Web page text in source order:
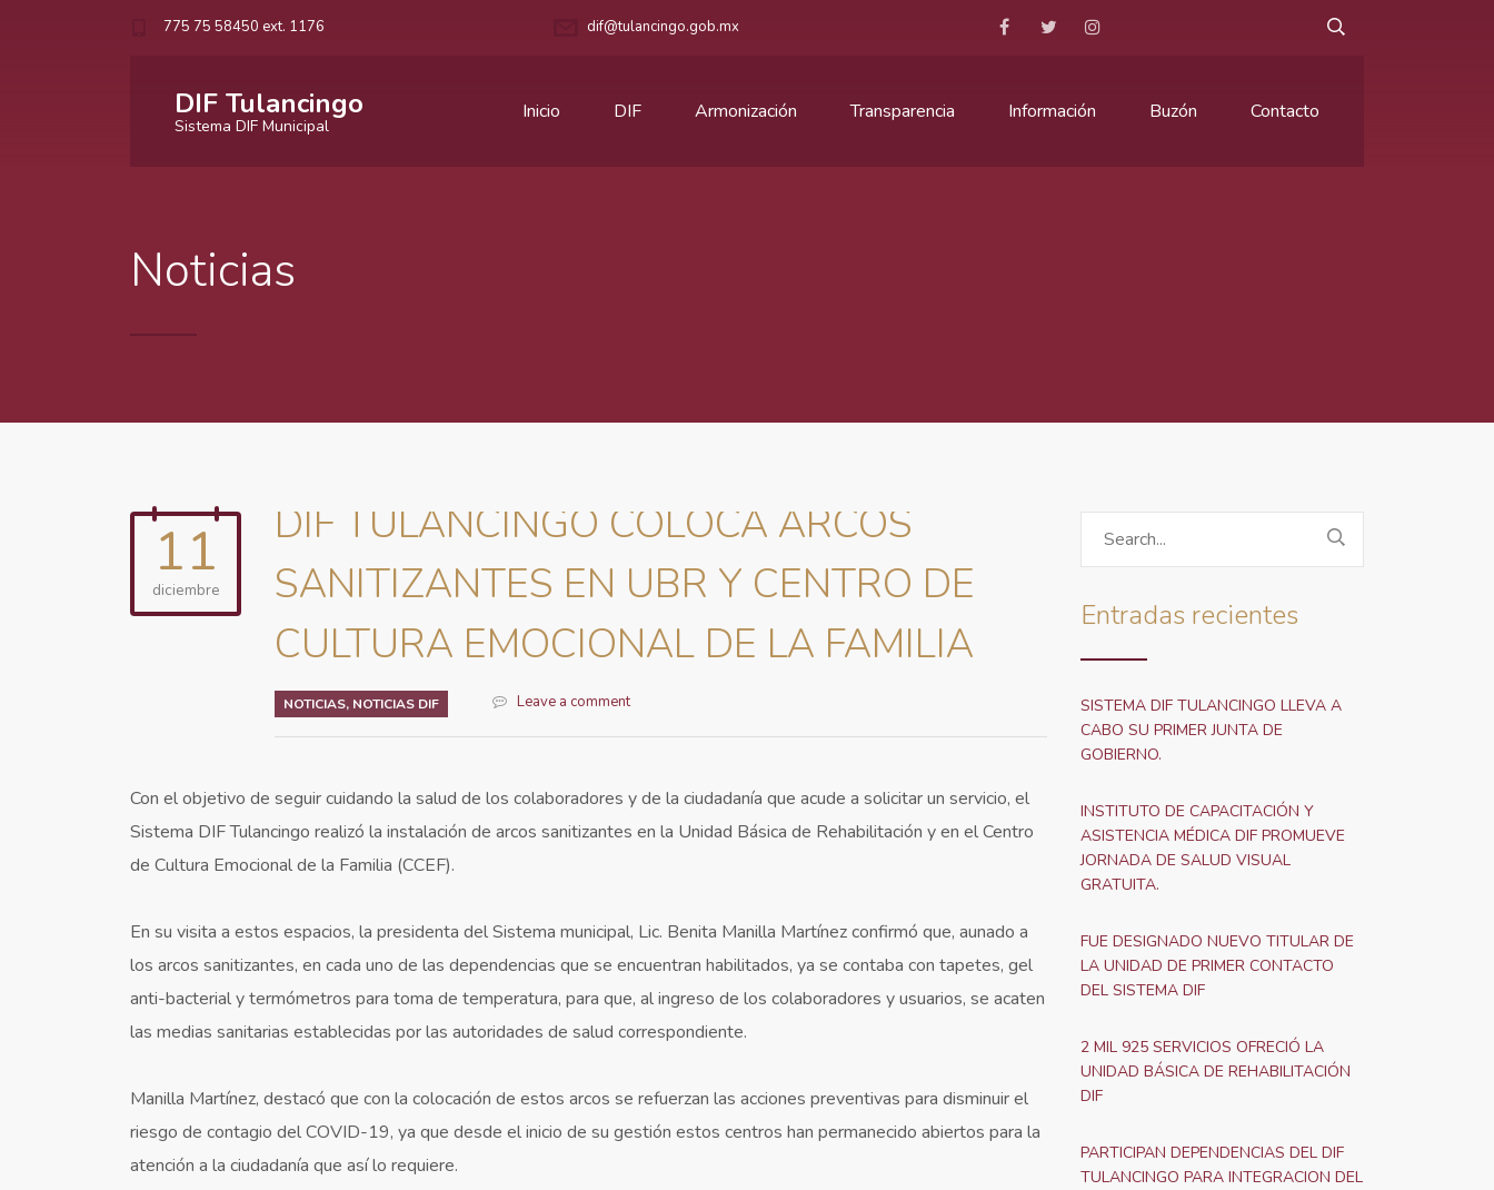
775 75 58450 ext. 1176 dif@tulancingo.gob.mx
Inicio DIF Armonización Transparencia Información Buzón Contacto
DIF Tulancingo
Sistema DIF Municipal
Noticias
11
diciembre
DIF TULANCINGO COLOCA ARCOS
SANITIZANTES EN UBR Y CENTRO DE
CULTURA EMOCIONAL DE LA FAMILIA
NOTICIAS, NOTICIAS DIF Leave a comment
Con el objetivo de seguir cuidando la salud de los colaboradores y de la ciudadanía que acude a solicitar un servicio, el
Sistema DIF Tulancingo realizó la instalación de arcos sanitizantes en la Unidad Básica de Rehabilitación y en el Centro
de Cultura Emocional de la Familia (CCEF).
En su visita a estos espacios, la presidenta del Sistema municipal, Lic. Benita Manilla Martínez confirmó que, aunado a
los arcos sanitizantes, en cada uno de las dependencias que se encuentran habilitados, ya se contaba con tapetes, gel
anti-bacterial y termómetros para toma de temperatura, para que, al ingreso de los colaboradores y usuarios, se acaten
las medias sanitarias establecidas por las autoridades de salud correspondiente.
Manilla Martínez, destacó que con la colocación de estos arcos se refuerzan las acciones preventivas para disminuir el
riesgo de contagio del COVID-19, ya que desde el inicio de su gestión estos centros han permanecido abiertos para la
atención a la ciudadanía que así lo requiere.
Entradas recientes
SISTEMA DIF TULANCINGO LLEVA A
CABO SU PRIMER JUNTA DE
GOBIERNO.
INSTITUTO DE CAPACITACIÓN Y
ASISTENCIA MÉDICA DIF PROMUEVE
JORNADA DE SALUD VISUAL
GRATUITA.
FUE DESIGNADO NUEVO TITULAR DE
LA UNIDAD DE PRIMER CONTACTO
DEL SISTEMA DIF
2 MIL 925 SERVICIOS OFRECIÓ LA
UNIDAD BÁSICA DE REHABILITACIÓN
DIF
PARTICIPAN DEPENDENCIAS DEL DIF
TULANCINGO PARA INTEGRACION DEL